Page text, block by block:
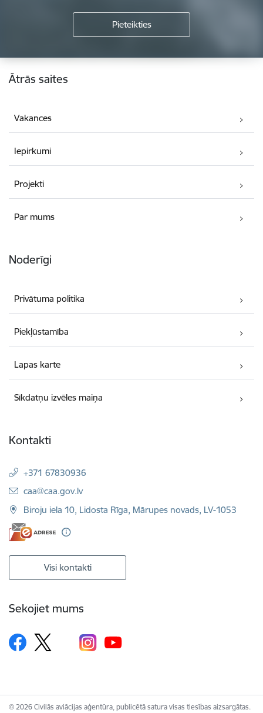
Kājene
Ātrās saites
Vakances
Iepirkumi
Projekti
Par mums
Noderīgi
Privātuma politika
Piekļūstamība
Lapas karte
Sīkdatņu izvēles maiņa
Kontakti
+371 67830936
E-pasts:
caa@caa.gov.lv
Biroju iela 10, Lidosta Rīga, Mārupes novads, LV-1053
Visi kontakti
Sekojiet mums
© 2026 Civilās aviācijas aģentūra, publicētā satura visas tiesības aizsargātas.